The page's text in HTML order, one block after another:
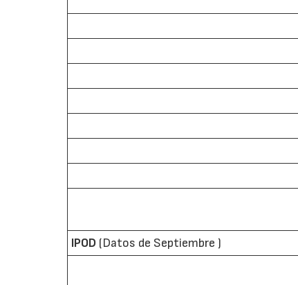
IPOD (Datos de Septiembre )